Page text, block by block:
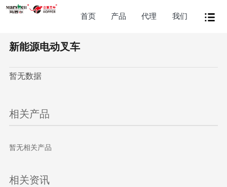
首页 产品 代理 我们
新能源电动叉车
暂无数据
相关产品
暂无相关产品
相关资讯